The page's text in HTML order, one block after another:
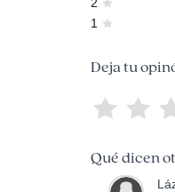
1
Deja tu
Qué dicen